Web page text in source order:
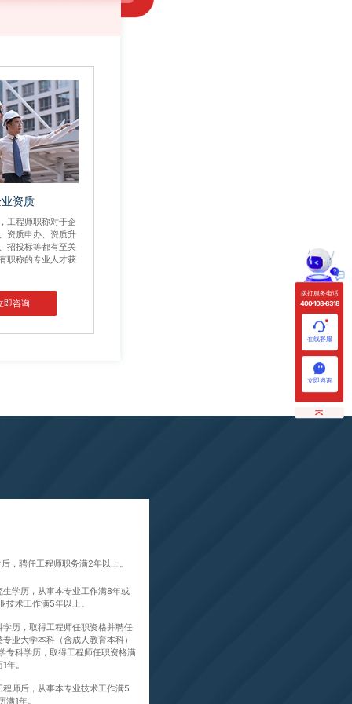
拨打服务电话
400-108-8318
在线客服
立即咨询
资质
工程师职称对于企
资质申办、资质升
招投标等都有至关
职称的专业人才获
即咨询
，聘任工程师职务满2年以上。
学历，从事本专业工作满8年或
术工作满5年以上。
历，取得工程师任职资格并聘任
业大学本科（含成人教育本科）
专科学历，取得工程师任职资格满
年。
师后，从事本专业技术工作满5
1年。